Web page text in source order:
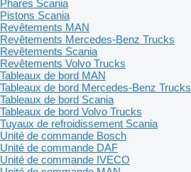
Phares Scania
Pistons Scania
Revêtements MAN
Revêtements Mercedes-Benz Trucks
Revêtements Scania
Revêtements Volvo Trucks
Tableaux de bord MAN
Tableaux de bord Mercedes-Benz Trucks
Tableaux de bord Scania
Tableaux de bord Volvo Trucks
Tuyaux de refroidissement Scania
Unité de commande Bosch
Unité de commande DAF
Unité de commande IVECO